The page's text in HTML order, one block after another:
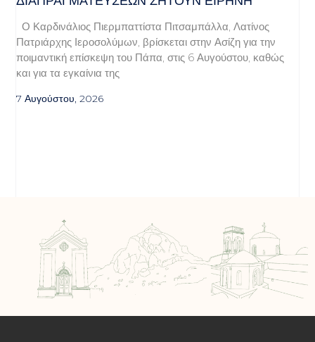
Ο Καρδινάλιος Πιερμπαττίστα Πιτσαμπάλλα, Λατίνος
Πατριάρχης Ιεροσολύμων, βρίσκεται στην Ασίζη για την
ποιμαντική επίσκεψη του Πάπα, στις 6 Αυγούστου, καθώς
και για τα εγκαίνια της
7 Αυγούστου, 2026